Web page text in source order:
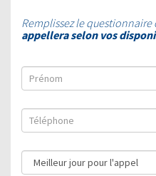
Remplissez le questionnaire
appellera selon vos